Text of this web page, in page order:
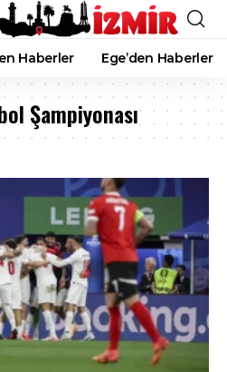
Haberler Ege’den Haberler
Şampiyonası